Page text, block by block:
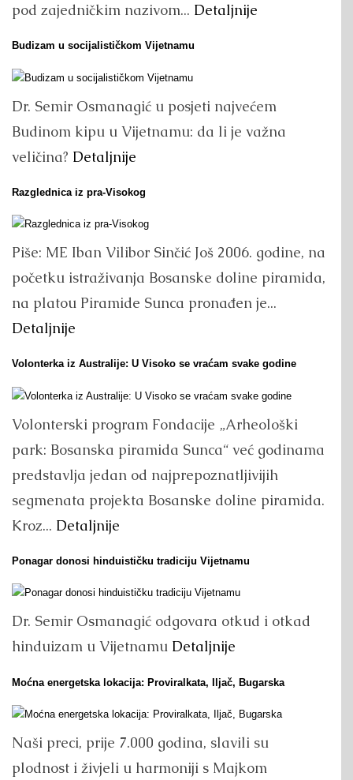
pod zajedničkim nazivom... Detaljnije
Budizam u socijalističkom Vijetnamu
Dr. Semir Osmanagić u posjeti najvećem
Budinom kipu u Vijetnamu: da li je važna
veličina? Detaljnije
Razglednica iz pra-Visokog
Piše: ME Iban Vilibor Sinčić Još 2006. godine, na
početku istraživanja Bosanske doline piramida,
na platou Piramide Sunca pronađen je...
Detaljnije
Volonterka iz Australije: U Visoko se vraćam svake godine
Volonterski program Fondacije „Arheološki
park: Bosanska piramida Sunca“ već godinama
predstavlja jedan od najprepoznatljivijih
segmenata projekta Bosanske doline piramida.
Kroz... Detaljnije
Ponagar donosi hinduističku tradiciju Vijetnamu
Dr. Semir Osmanagić odgovara otkud i otkad
hinduizam u Vijetnamu Detaljnije
Moćna energetska lokacija: Proviralkata, Iljač, Bugarska
Naši preci, prije 7.000 godina, slavili su
plodnost i živjeli u harmoniji s Majkom